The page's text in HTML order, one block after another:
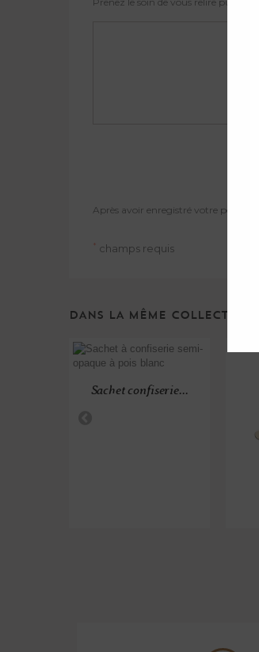
Après avoir enregistré votre
* champs requis
DANS LA MÊME COLLECTION
Sachet confiserie...